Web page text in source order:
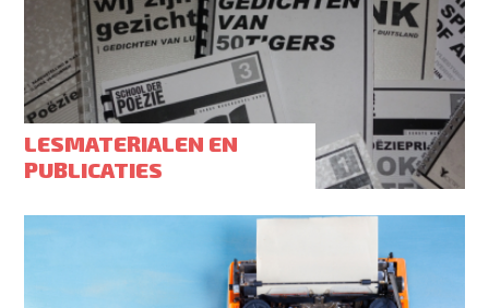
LESMATERIALEN EN
PUBLICATIES